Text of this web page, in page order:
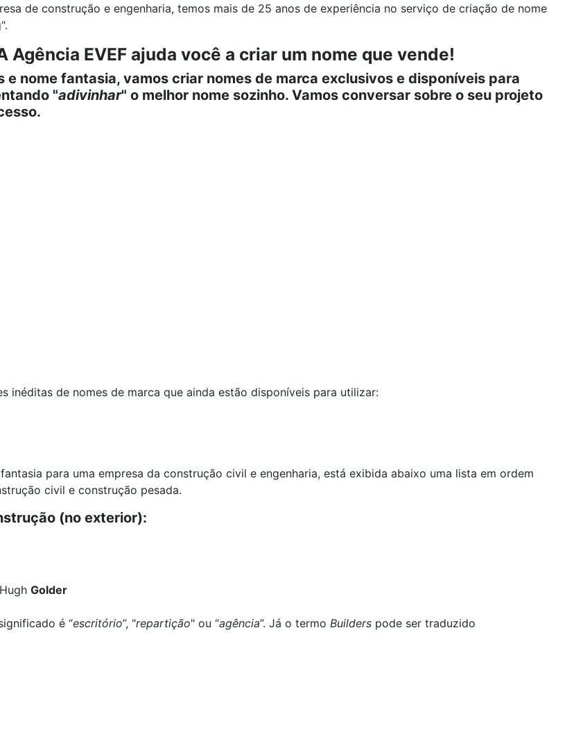
de construção e engenharia, temos mais de 25 anos de experiência no serviço de criação de nome
Agência EVEF ajuda você a criar um nome que vende!
nome fantasia, vamos criar nomes de marca exclusivos e disponíveis para
"adivinhar" o melhor nome sozinho. Vamos conversar sobre o seu projeto
inéditas de nomes de marca que ainda estão disponíveis para utilizar:
para uma empresa da construção civil e engenharia, está exibida abaixo uma lista em ordem
civil e construção pesada.
(no exterior):
Golder
é “escritório”, "repartição" ou “agência”. Já o termo Builders pode ser traduzido